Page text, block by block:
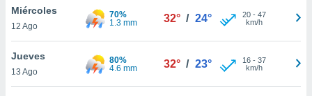
cookies
aceptar
Miércoles
12 Ago
70%
1.3 mm
32° / 24° 20- 47
km/h
Jueves
13 Ago
80%
4.6 mm
32° / 23° 16- 37
km/h